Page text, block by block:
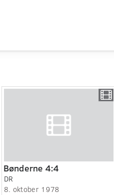
Bønderne 4:4
DR
8. oktober 1978